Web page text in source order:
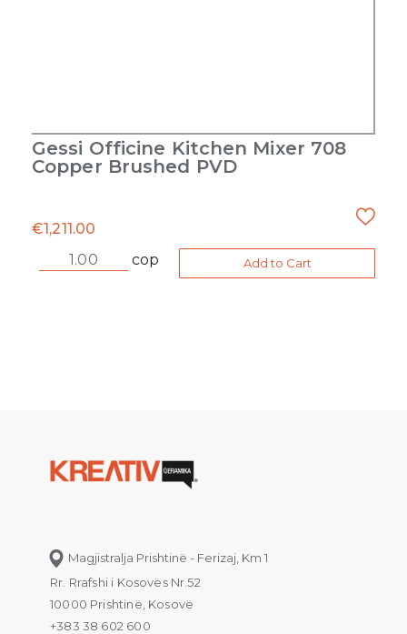
Gessi Officine Kitchen Mixer 708
Copper Brushed PVD
€1,211.00
cop
Add to Cart
Magjistralja Prishtinë - Ferizaj, Km 1
Rr. Rrafshi i Kosovës Nr.52
10000 Prishtinë, Kosovë
+383 38 602 600